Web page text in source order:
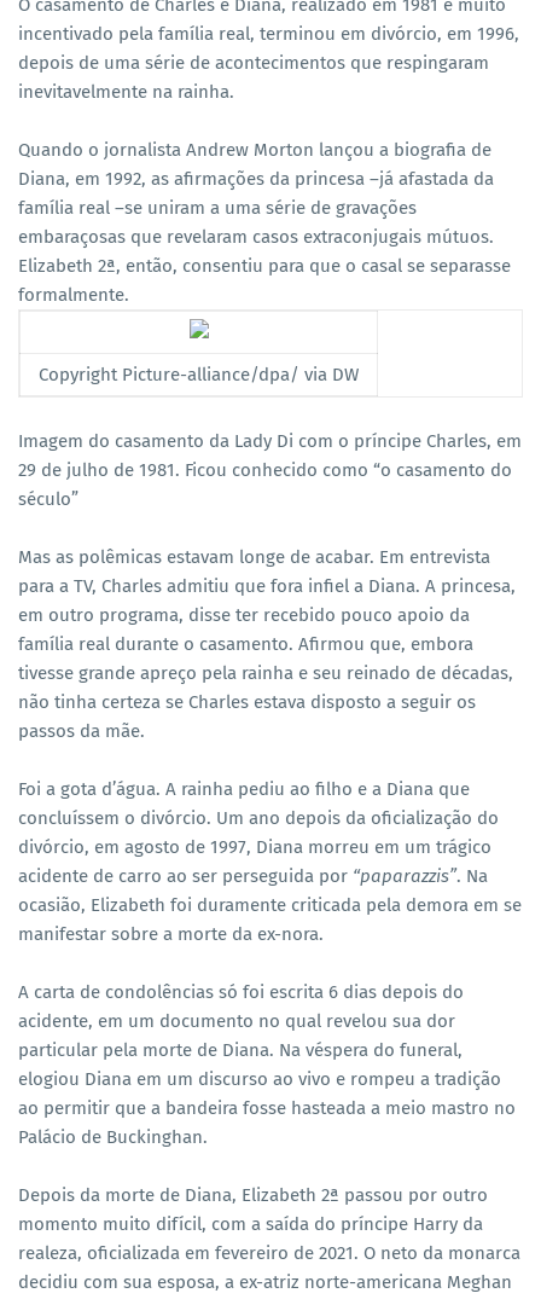
O casamento de Charles e Diana, realizado em 1981 e muito
incentivado pela família real, terminou em divórcio, em 1996,
depois de uma série de acontecimentos que respingaram
inevitavelmente na rainha.
Quando o jornalista Andrew Morton lançou a biografia de
Diana, em 1992, as afirmações da princesa –já afastada da
família real –se uniram a uma série de gravações
embaraçosas que revelaram casos extraconjugais mútuos.
Elizabeth 2ª, então, consentiu para que o casal se separasse
formalmente.
Copyright Picture-alliance/dpa/ via DW
Imagem do casamento da Lady Di com o príncipe Charles, em
29 de julho de 1981. Ficou conhecido como “o casamento do
século”
Mas as polêmicas estavam longe de acabar. Em entrevista
para a TV, Charles admitiu que fora infiel a Diana. A princesa,
em outro programa, disse ter recebido pouco apoio da
família real durante o casamento. Afirmou que, embora
tivesse grande apreço pela rainha e seu reinado de décadas,
não tinha certeza se Charles estava disposto a seguir os
passos da mãe.
Foi a gota d’água. A rainha pediu ao filho e a Diana que
concluíssem o divórcio. Um ano depois da oficialização do
divórcio, em agosto de 1997, Diana morreu em um trágico
acidente de carro ao ser perseguida por “paparazzis”. Na
ocasião, Elizabeth foi duramente criticada pela demora em se
manifestar sobre a morte da ex-nora.
A carta de condolências só foi escrita 6 dias depois do
acidente, em um documento no qual revelou sua dor
particular pela morte de Diana. Na véspera do funeral,
elogiou Diana em um discurso ao vivo e rompeu a tradição
ao permitir que a bandeira fosse hasteada a meio mastro no
Palácio de Buckinghan.
Depois da morte de Diana, Elizabeth 2ª passou por outro
momento muito difícil, com a saída do príncipe Harry da
realeza, oficializada em fevereiro de 2021. O neto da monarca
decidiu com sua esposa, a ex-atriz norte-americana Meghan